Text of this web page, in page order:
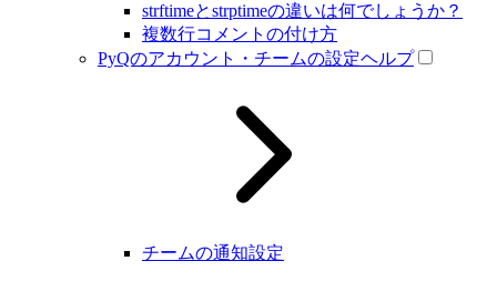
strftimeとstrptimeの違いは何でしょうか？
複数行コメントの付け方
PyQのアカウント・チームの設定ヘルプ
チームの通知設定